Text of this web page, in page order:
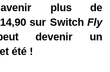
plus de
sur Switch Fly
devenir un
été !